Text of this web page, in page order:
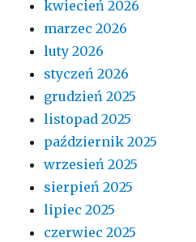
kwiecień 2026
marzec 2026
luty 2026
styczeń 2026
grudzień 2025
listopad 2025
październik 2025
wrzesień 2025
sierpień 2025
lipiec 2025
czerwiec 2025